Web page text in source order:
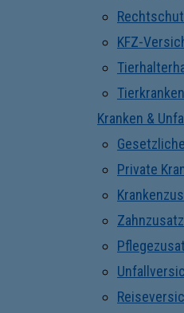
KFZ-
Kranken & Unfall
Private